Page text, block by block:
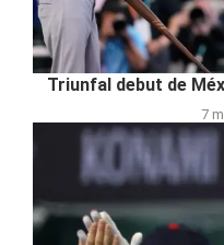
Triunfal debut de
7